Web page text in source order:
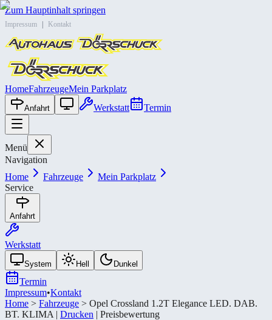
Zum Hauptinhalt springen
Impressum Kontakt
HomeFahrzeugeMein Parkplatz
Anfahrt Werkstatt Termin
Menü
Navigation
Home
Fahrzeuge
Mein Parkplatz
Service
Anfahrt
Werkstatt
System Hell Dunkel
Termin
Impressum•Kontakt
Home > Fahrzeuge > Opel Crossland 1.2T Elegance LED. DAB.
BT. KLIMA | Drucken | Preisbewertung